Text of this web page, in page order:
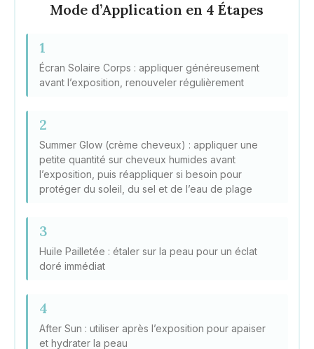
Mode d’Application en 4 Étapes
1
Écran Solaire Corps : appliquer généreusement
avant l’exposition, renouveler régulièrement
2
Summer Glow (crème cheveux) : appliquer une
petite quantité sur cheveux humides avant
l’exposition, puis réappliquer si besoin pour
protéger du soleil, du sel et de l’eau de plage
3
Huile Pailletée : étaler sur la peau pour un éclat
doré immédiat
4
After Sun : utiliser après l’exposition pour apaiser
et hydrater la peau